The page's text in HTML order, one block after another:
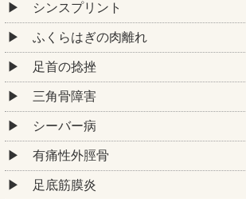
シンスプリント
ふくらはぎの肉離れ
足首の捻挫
三角骨障害
シーバー病
有痛性外脛骨
足底筋膜炎